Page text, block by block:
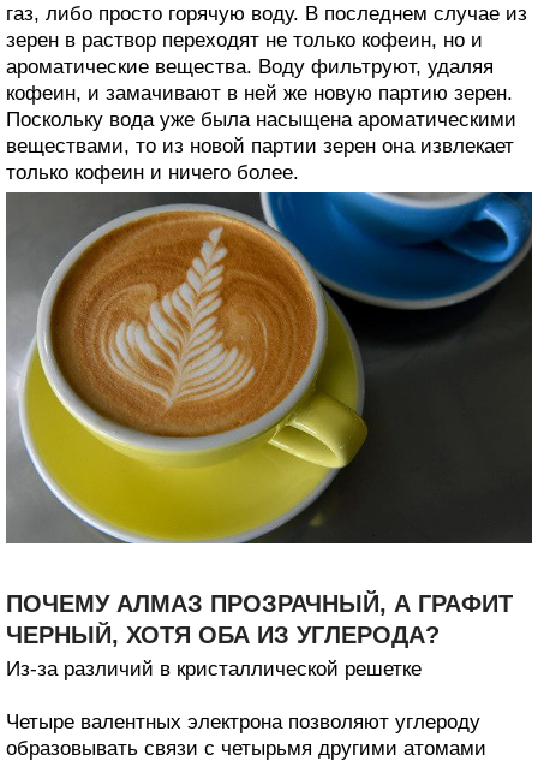
газ, либо просто горячую воду. В последнем случае из
зерен в раствор переходят не только кофеин, но и
ароматические вещества. Воду фильтруют, удаляя
кофеин, и замачивают в ней же новую партию зерен.
Поскольку вода уже была насыщена ароматическими
веществами, то из новой партии зерен она извлекает
только кофеин и ничего более.
ПОЧЕМУ АЛМАЗ ПРОЗРАЧНЫЙ, А ГРАФИТ
ЧЕРНЫЙ, ХОТЯ ОБА ИЗ УГЛЕРОДА?
Из-за различий в кристаллической решетке
Четыре валентных электрона позволяют углероду
образовывать связи с четырьмя другими атомами